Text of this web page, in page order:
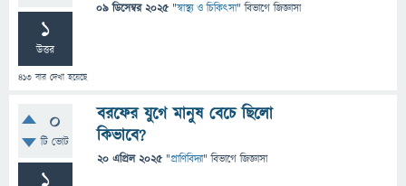
1
উত্তর
413 বার দেখা হয়েছে
09 ডিসেম্বর 2025 "স্বাস্থ্য ও চিকিৎসা" বিভাগে জিজ্ঞাসা
0
টি ভোট
বরফের যুগে মানুষ বেচে ছিলো
কিভাবে?
20 এপ্রিল 2025 "প্রাণিবিদ্যা" বিভাগে জিজ্ঞাসা